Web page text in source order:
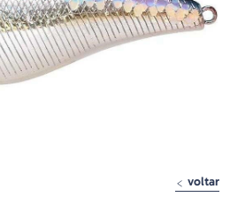
voltar